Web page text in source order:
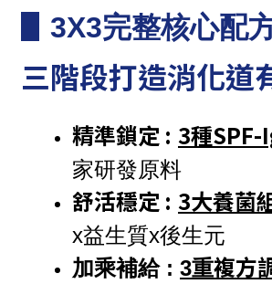
▋ 3X3完整核心配
三階段打造消化道
精準鎖定 : 3種SPF-
家研發原料
舒活穩定 : 3大養菌
x益生質x後生元
加乘補給 : 3重複方